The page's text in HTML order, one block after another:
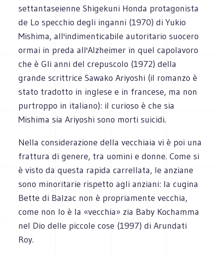
settantaseienne Shigekuni Honda protagonista
de Lo specchio degli inganni (1970) di Yukio
Mishima, all'indimenticabile autoritario suocero
ormai in preda all'Alzheimer in quel capolavoro
che è Gli anni del crepuscolo (1972) della
grande scrittrice Sawako Ariyoshi (il romanzo è
stato tradotto in inglese e in francese, ma non
purtroppo in italiano): il curioso è che sia
Mishima sia Ariyoshi sono morti suicidi.
Nella considerazione della vecchiaia vi è poi una
frattura di genere, tra uomini e donne. Come si
è visto da questa rapida carrellata, le anziane
sono minoritarie rispetto agli anziani: la cugina
Bette di Balzac non è propriamente vecchia,
come non lo è la «vecchia» zia Baby Kochamma
nel Dio delle piccole cose (1997) di Arundati
Roy.